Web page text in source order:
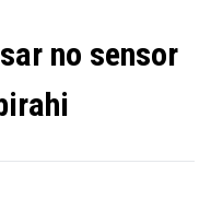
no sensor